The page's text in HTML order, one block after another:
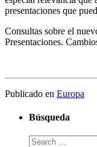
presentaciones que
Consultas sobre el
Presentaciones.
Publicado en Europa
Búsqueda